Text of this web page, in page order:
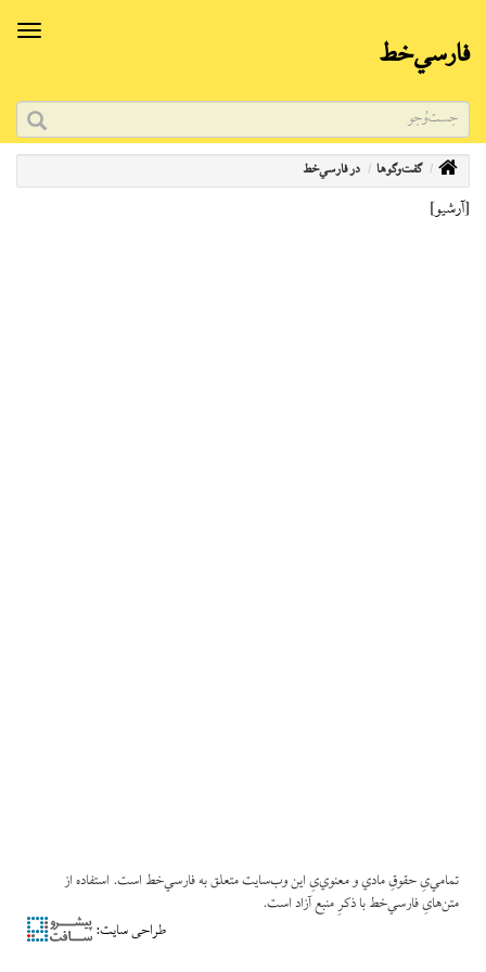
فارسي‌خط
گفت‌وگوها در فارسي‌خط
[آرشیو]
تمامي‌یِ حقوقِ مادي و معنوي‌یِ این وب‌سایت متعلق به فارسي‌خط است. استفاده از
متن‌هایِ فارسي‌خط با ذکرِ منبع آزاد است.
طراحی سایت: